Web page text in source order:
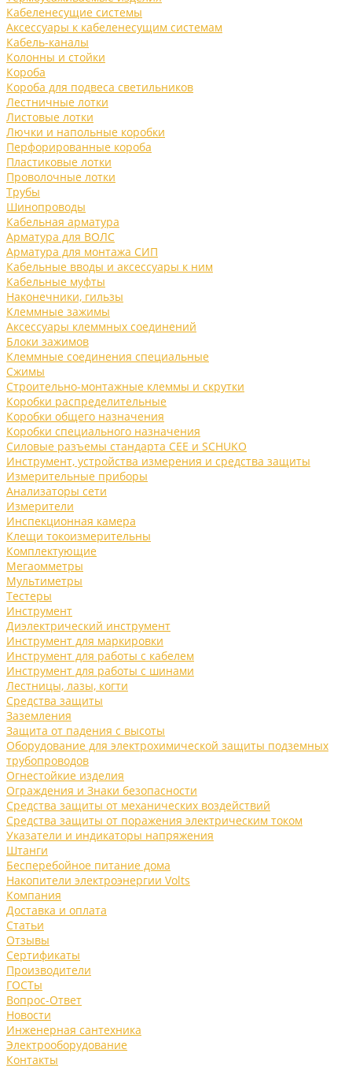
Кабеленесущие системы
Аксессуары к кабеленесущим системам
Кабель-каналы
Колонны и стойки
Короба
Короба для подвеса светильников
Лестничные лотки
Листовые лотки
Лючки и напольные коробки
Перфорированные короба
Пластиковые лотки
Проволочные лотки
Трубы
Шинопроводы
Кабельная арматура
Арматура для ВОЛС
Арматура для монтажа СИП
Кабельные вводы и аксессуары к ним
Кабельные муфты
Наконечники, гильзы
Клеммные зажимы
Аксессуары клеммных соединений
Блоки зажимов
Клеммные соединения специальные
Сжимы
Строительно-монтажные клеммы и скрутки
Коробки распределительные
Коробки общего назначения
Коробки специального назначения
Силовые разъемы стандарта CEE и SCHUKO
Инструмент, устройства измерения и средства защиты
Измерительные приборы
Анализаторы сети
Измерители
Инспекционная камера
Клещи токоизмерительны
Комплектующие
Мегаомметры
Мультиметры
Тестеры
Инструмент
Диэлектрический инструмент
Инструмент для маркировки
Инструмент для работы с кабелем
Инструмент для работы с шинами
Лестницы, лазы, когти
Средства защиты
Заземления
Защита от падения с высоты
Оборудование для электрохимической защиты подземных
трубопроводов
Огнестойкие изделия
Ограждения и Знаки безопасности
Средства защиты от механических воздействий
Средства защиты от поражения электрическим током
Указатели и индикаторы напряжения
Штанги
Бесперебойное питание дома
Накопители электроэнергии Volts
Компания
Доставка и оплата
Статьи
Отзывы
Сертификаты
Производители
ГОСТы
Вопрос-Ответ
Новости
Инженерная сантехника
Электрооборудование
Контакты